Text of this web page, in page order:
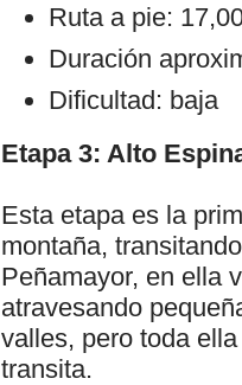
Ruta a pie:
Duración
Dificultad: baja
Etapa 3: Alto
Esta etapa es la
montaña,
Peñamayor, en ella
atravesando
valles, pero toda
transita.